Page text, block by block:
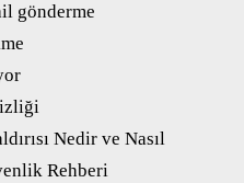
gönderme
Nedir ve Nasıl
Rehberi